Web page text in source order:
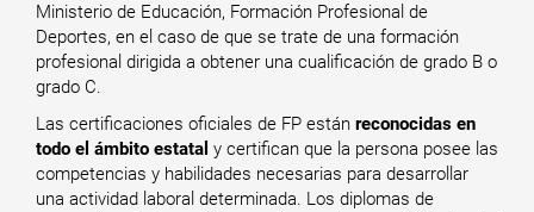
Ministerio de Educación, Formación Profesional de
Deportes, en el caso de que se trate de una formación
profesional dirigida a obtener una cualificación de grado B o
grado C.
Las certificaciones oficiales de FP están reconocidas en
todo el ámbito estatal y certifican que la persona posee las
competencias y habilidades necesarias para desarrollar
una actividad laboral determinada. Los diplomas de